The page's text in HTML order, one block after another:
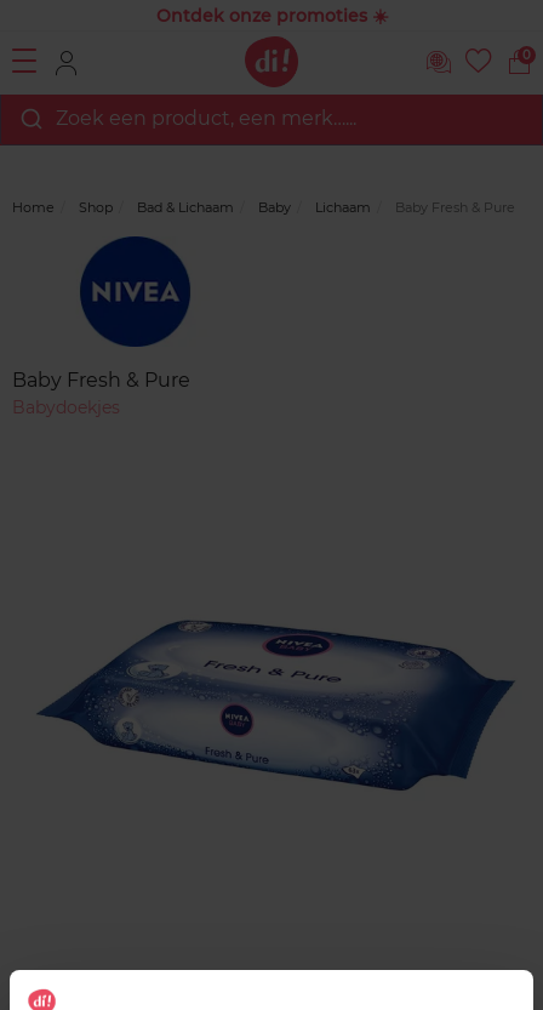
Ontdek onze promoties ☀️
0
Zoek een product, een merk…...
Home Shop Bad & Lichaam Baby Lichaam Baby Fresh & Pure
Baby Fresh & Pure
Babydoekjes